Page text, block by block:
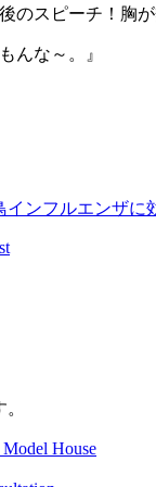
スピーチ！胸が
な～。』
ンフルエンザに
Model House